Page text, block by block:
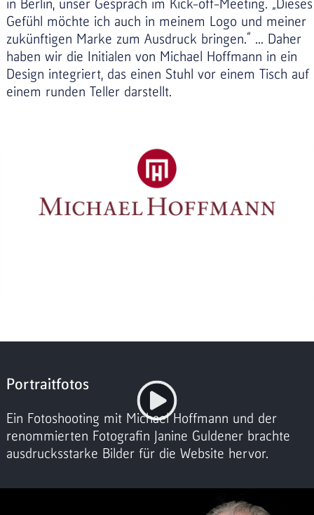
in Berlin, unser Gespräch im Kick-off-Meeting. „Dieses
Gefühl möchte ich auch in meinem Logo und meiner
zukünftigen Marke zum Ausdruck bringen.“ ... Daher
haben wir die Initialen von Michael Hoffmann in ein
Design integriert, das einen Stuhl vor einem Tisch auf
einem runden Teller darstellt.
Portraitfotos
Ein Fotoshooting mit Michael Hoffmann und der
renommierten Fotografin Janine Guldener brachte
ausdrucksstarke Bilder für die Website hervor.